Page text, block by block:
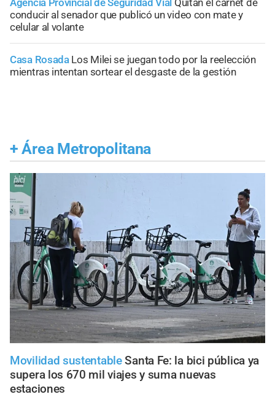
Agencia Provincial de Seguridad Vial Quitan el carnet de
conducir al senador que publicó un video con mate y
celular al volante
Casa Rosada Los Milei se juegan todo por la reelección
mientras intentan sortear el desgaste de la gestión
+ Área Metropolitana
Movilidad sustentable Santa Fe: la bici pública ya
supera los 670 mil viajes y suma nuevas
estaciones